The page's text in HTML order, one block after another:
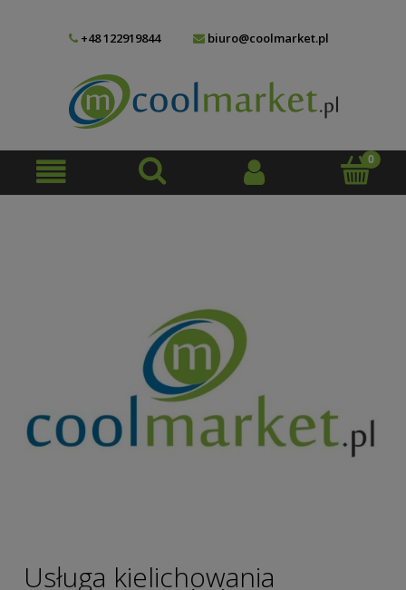
+48 122919844 biuro@coolmarket.pl
Usługa kielichowania